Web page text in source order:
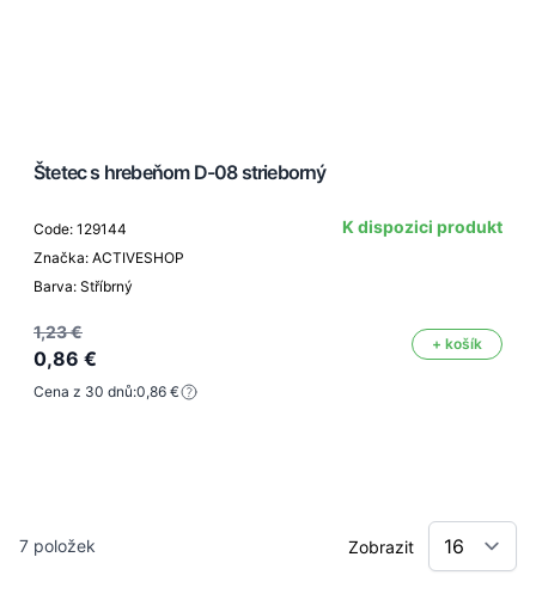
Štetec s hrebeňom D-08 strieborný
Code: 129144
Značka: ACTIVESHOP
Barva: Stříbrný
K dispozici produkt
1,23 €
0,86 €
+ košík
Cena z 30 dnů:0,86 €
7 položek Zobrazit